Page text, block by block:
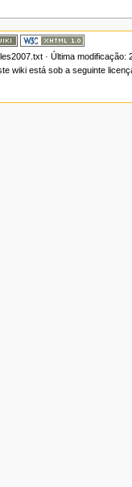
· Última modificação:
wiki está sob a seguinte